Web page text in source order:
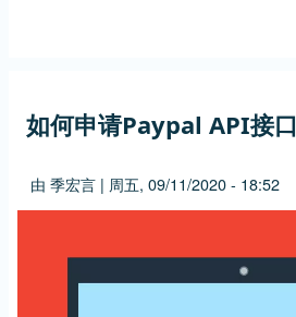
如何申请Paypal API接口
由 季宏言 | 周五, 09/11/2020 - 18:52